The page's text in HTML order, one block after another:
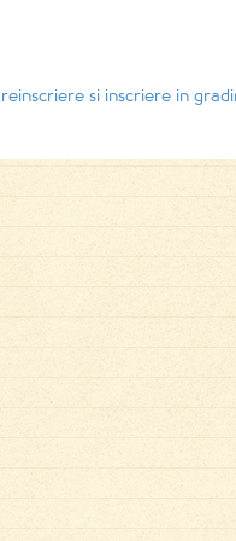
si inscriere in